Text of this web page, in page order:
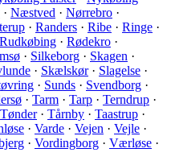
· Næstved · Nørrebro ·
· Randers · Ribe · Ringe ·
Rudkøbing · Rødekro ·
· Silkeborg · Skagen ·
· Skælskør· Slagelse ·
· Sunds · Svendborg ·
· Tarm · Tarp · Terndrup ·
Tønder· Tårnby · Taastrup ·
· Varde · Vejen · Vejle ·
· Vordingborg · Værløse ·